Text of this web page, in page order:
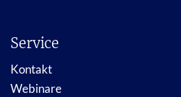
Service
Kontakt
Webinare